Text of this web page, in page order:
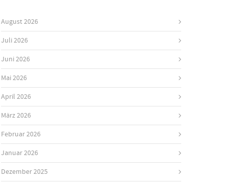
August 2026
Juli 2026
Juni 2026
Mai 2026
April 2026
März 2026
Februar 2026
Januar 2026
Dezember 2025